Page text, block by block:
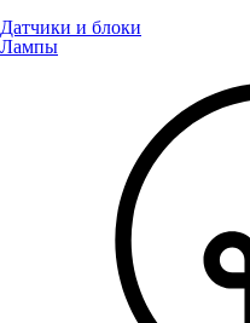
Датчики и блоки
Лампы